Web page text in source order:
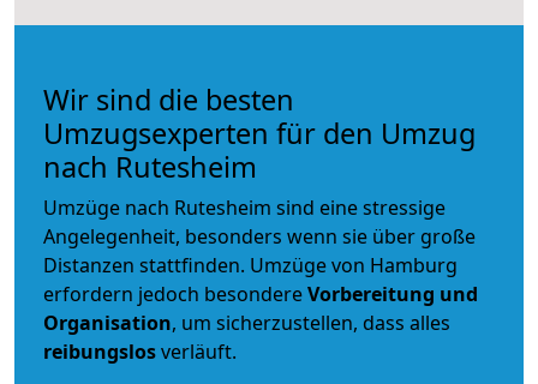
Wir sind die besten
Umzugsexperten für den Umzug
nach Rutesheim
Umzüge nach Rutesheim sind eine stressige
Angelegenheit, besonders wenn sie über große
Distanzen stattfinden. Umzüge von Hamburg
erfordern jedoch besondereVorbereitung und
Organisation, um sicherzustellen, dass alles
reibungslosverläuft.